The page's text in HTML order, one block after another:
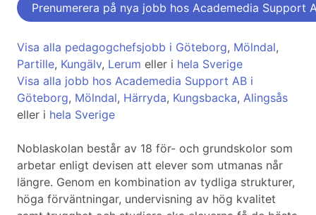
Prenumerera på nya jobb hos Academedia Support
Visa alla pedagogchefsjobb i Göteborg, Mölndal,
Partille, Kungälv, Lerum eller i hela Sverige
Visa alla jobb hos Academedia Support AB i
Göteborg, Mölndal, Härryda, Kungsbacka, Alingsås
eller i hela Sverige
Noblaskolan består av 18 för- och grundskolor som
arbetar enligt devisen att elever som utmanas når
längre. Genom en kombination av tydliga strukturer,
höga förväntningar, undervisning av hög kvalitet